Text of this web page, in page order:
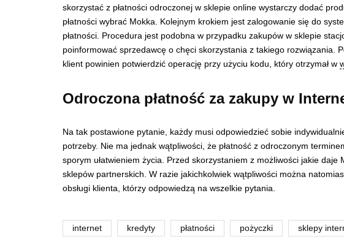
skorzystać z płatności odroczonej w sklepie online wystarczy dodać
płatności wybrać Mokka. Kolejnym krokiem jest zalogowanie się do
płatności. Procedura jest podobna w przypadku zakupów w sklepie
poinformować sprzedawcę o chęci skorzystania z takiego rozwiązania.
klient powinien potwierdzić operację przy użyciu kodu, który otrzymał w
Odroczona płatność za zakupy w
Na tak postawione pytanie, każdy musi odpowiedzieć sobie
potrzeby. Nie ma jednak wątpliwości, że płatność z odroczonym
sporym ułatwieniem życia. Przed skorzystaniem z możliwości jakie daje
sklepów partnerskich. W razie jakichkolwiek wątpliwości można
obsługi klienta, którzy odpowiedzą na wszelkie pytania.
internet kredyty płatności pożyczki sklepy